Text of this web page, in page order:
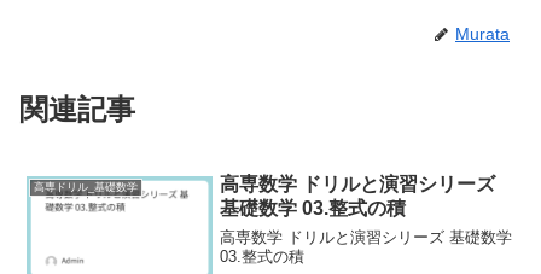
Murata
関連記事
高専ドリル_基礎数学
高専数学 ドリルと演習シリーズ
基礎数学 03.整式の積
高専数学 ドリルと演習シリーズ 基礎数学
03.整式の積